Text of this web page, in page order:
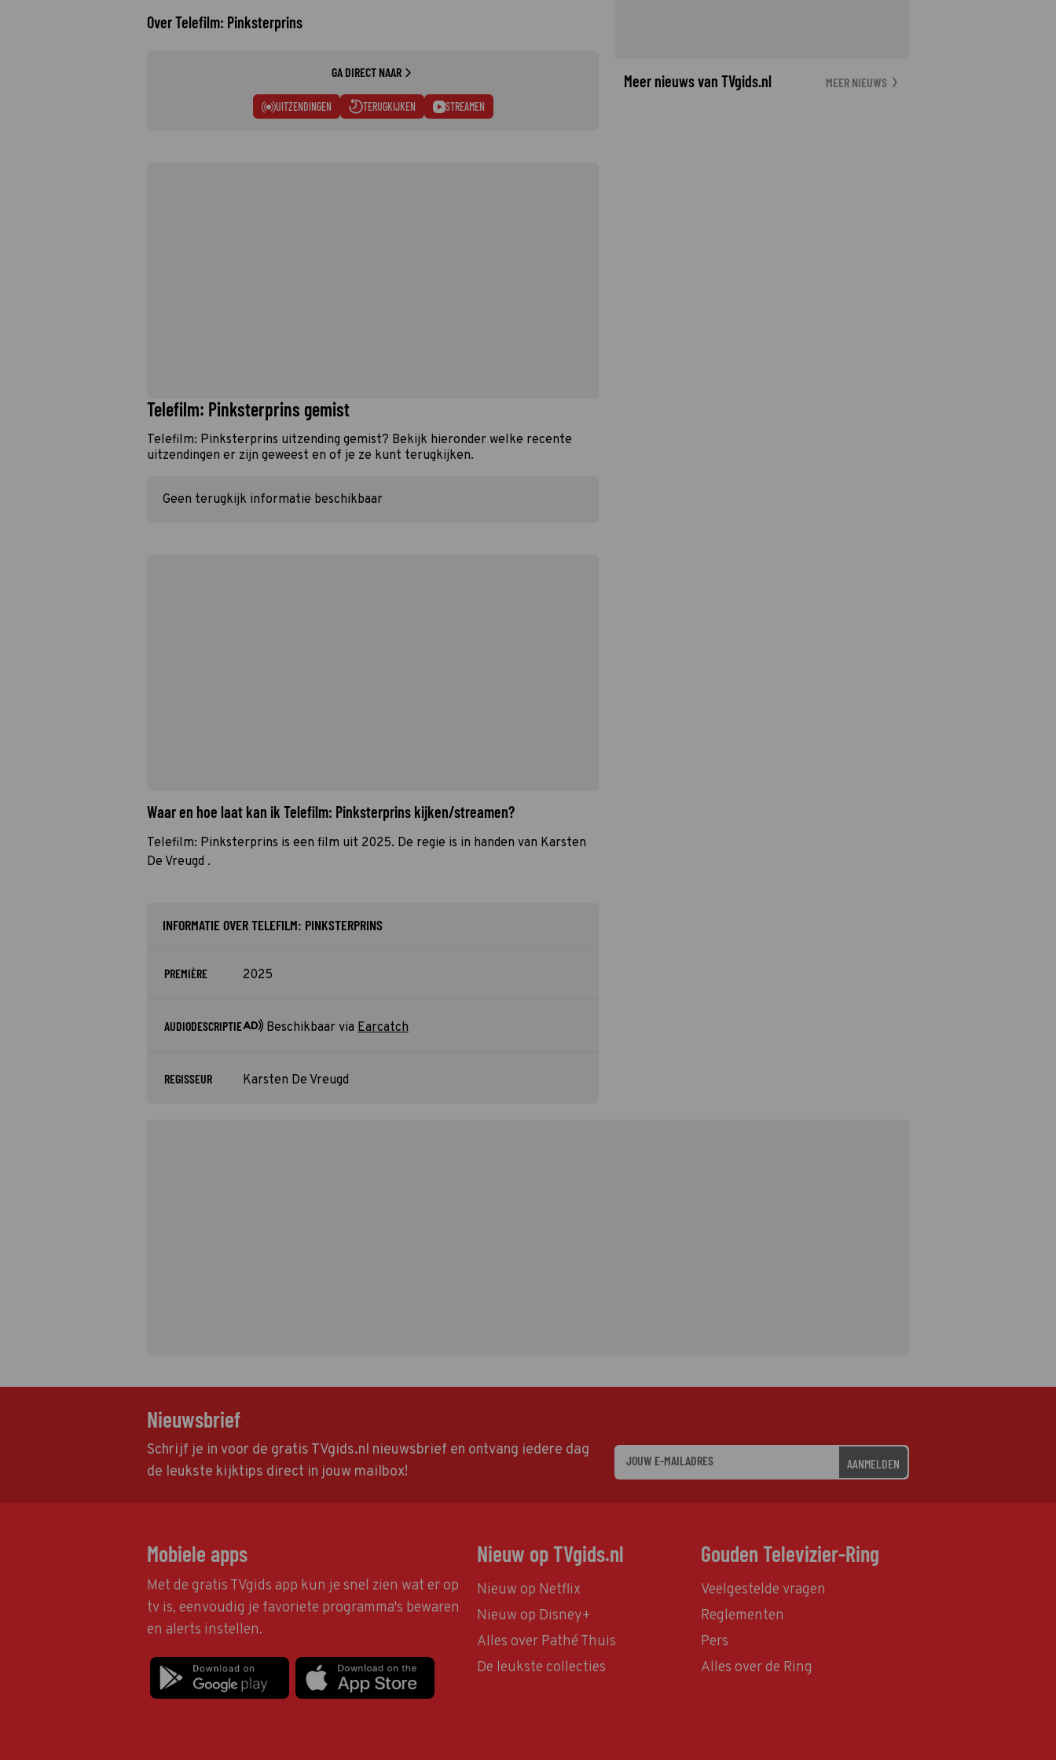
Over Telefilm: Pinksterprins
GA DIRECT NAAR
UITZENDINGEN TERUGKIJKEN STREAMEN
Telefilm: Pinksterprins gemist
Telefilm: Pinksterprins uitzending gemist? Bekijk hieronder welke recente
uitzendingen er zijn geweest en of je ze kunt terugkijken.
Geen terugkijk informatie beschikbaar
Waar en hoe laat kan ik Telefilm: Pinksterprins kijken/streamen?
Telefilm: Pinksterprins is een film uit 2025. De regie is in handen van Karsten
De Vreugd .
INFORMATIE OVER TELEFILM: PINKSTERPRINS
PREMIÈRE 2025
AUDIODESCRIPTIE Beschikbaar via Earcatch
REGISSEUR Karsten De Vreugd
Meer nieuws van TVgids.nl MEER NIEUWS
Nieuwsbrief
Schrijf je in voor de gratis TVgids.nl nieuwsbrief en ontvang iedere dag
de leukste kijktips direct in jouw mailbox!
AANMELDEN
Mobiele apps
Met de gratis TVgids app kun je snel zien wat er op
tv is, eenvoudig je favoriete programma's bewaren
en alerts instellen.
Nieuw op TVgids.nl
Nieuw op Netflix
Nieuw op Disney+
Alles over Pathé Thuis
De leukste collecties
Gouden Televizier-Ring
Veelgestelde vragen
Reglementen
Pers
Alles over de Ring